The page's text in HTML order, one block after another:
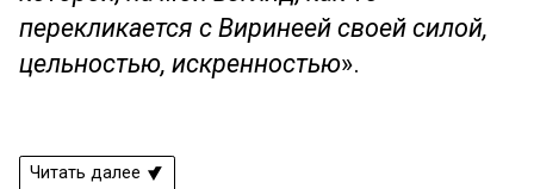
перекликается с Виринеей своей силой,
цельностью, искренностью».
Читать далее